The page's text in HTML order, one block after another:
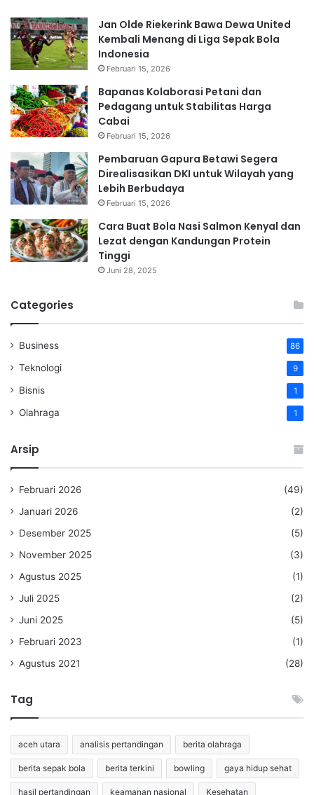
Jan Olde Riekerink Bawa Dewa United
Kembali Menang di Liga Sepak Bola
Indonesia
Februari 15, 2026
Bapanas Kolaborasi Petani dan
Pedagang untuk Stabilitas Harga
Cabai
Februari 15, 2026
Pembaruan Gapura Betawi Segera
Direalisasikan DKI untuk Wilayah yang
Lebih Berbudaya
Februari 15, 2026
Cara Buat Bola Nasi Salmon Kenyal dan
Lezat dengan Kandungan Protein
Tinggi
Juni 28, 2025
Categories
Business 86
Teknologi 9
Bisnis 1
Olahraga 1
Arsip
Februari 2026
(49)
Januari 2026
(2)
Desember 2025
(5)
November 2025
(3)
Agustus 2025
(1)
Juli 2025
(2)
Juni 2025
(5)
Februari 2023
(1)
Agustus 2021
(28)
Tag
aceh utara analisis pertandingan berita olahraga
berita sepak bola berita terkini bowling gaya hidup sehat
hasil pertandingan keamanan nasional Kesehatan